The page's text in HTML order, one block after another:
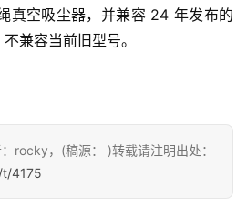
真空吸尘器，并兼容 24 年发布的
兼容当前旧型号。
rocky，(稿源： )转载请注明出处：
4175